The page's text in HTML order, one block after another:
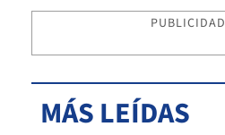
PUBLICIDAD
MÁS LEÍDAS